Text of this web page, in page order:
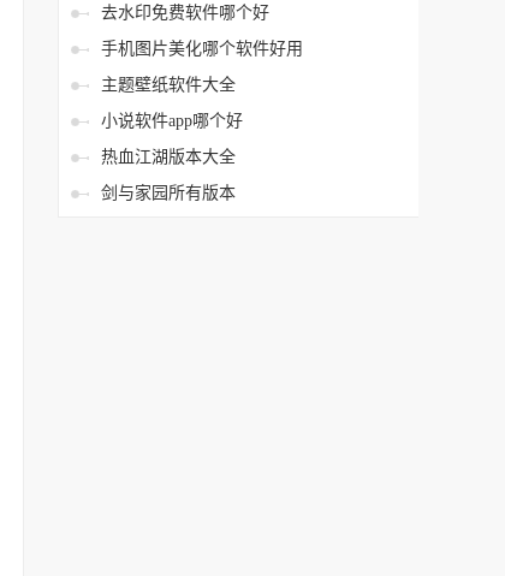
去水印免费软件哪个好
手机图片美化哪个软件好用
主题壁纸软件大全
小说软件app哪个好
热血江湖版本大全
剑与家园所有版本